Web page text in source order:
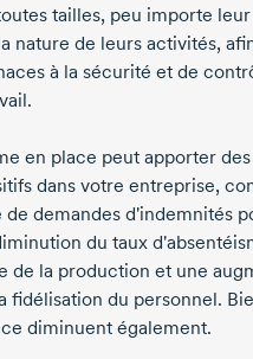
tailles, peu importe leur
nature de leurs activités,
à la sécurité et de
en place peut apporter des
dans votre entreprise,
de demandes d'indemnités
du taux
de la production et une
fidélisation du personnel.
diminuent également.